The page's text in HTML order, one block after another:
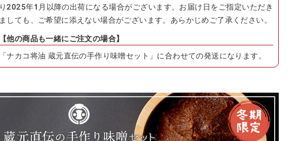
り2025年1月以降の出荷になる場合がございます。お届け日をご指定いただき
ましても、ご希望に添えない場合がございます。あらかじめご了承ください。
【他の商品も一緒にご注文の場合】
「ナカコ将油 蔵元直伝の手作り味噌セット」に合わせての発送になります。